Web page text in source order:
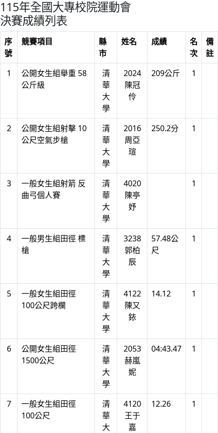
115年全國大專校院運動會
決賽成績列表
序
號
競賽項目
縣
市
姓名 成績
名
次
備
註
1
公開女生組舉重 58
公斤級
清
華
大
學
2024
陳冠
伶
209公斤 1
2
公開女生組射擊 10
公尺空氣步槍
清
華
大
學
2016
周亞
瑄
250.2分 1
3
一般女生組射箭 反
曲弓個人賽
清
華
大
學
4020
陳亭
妤
1
4
一般男生組田徑 標
槍
清
華
大
學
3238
郭柏
辰
57.48公
尺
1
5
一般女生組田徑
100公尺跨欄
清
華
大
學
4122
陳又
銥
14.12 1
6
公開女生組田徑
1500公尺
清
華
大
學
2053
赫嵐
妮
04:43.47 1
7
一般女生組田徑
100公尺
清
華
大
4120
王于
嘉
12.26 1